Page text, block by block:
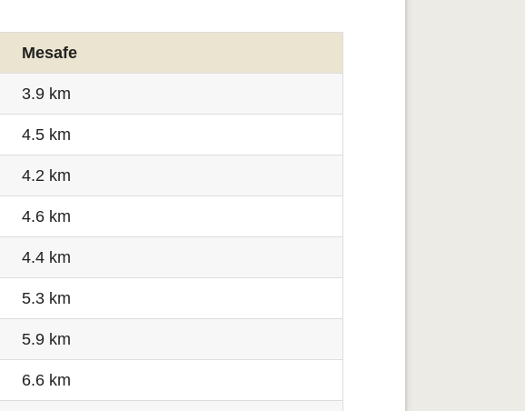
Mesafe
3.9 km
4.5 km
4.2 km
4.6 km
4.4 km
5.3 km
5.9 km
6.6 km